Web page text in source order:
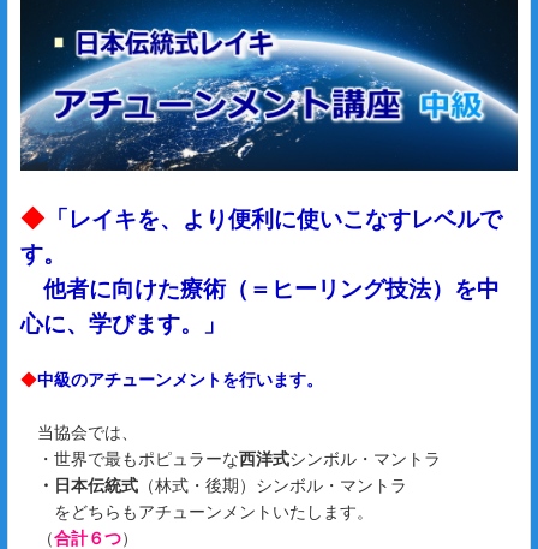
◆ 「レイキを、より便利に使いこなすレベルで
す。
他者に向けた療術（＝ヒーリング技法）を中
心に、学びます。」
◆中級のアチューンメントを行います。
当協会では、
・世界で最もポピュラーな西洋式シンボル・マントラ
・日本伝統式 （林式・後期）シンボル・マントラ
をどちらもアチューンメントいたします。
（合計６つ）